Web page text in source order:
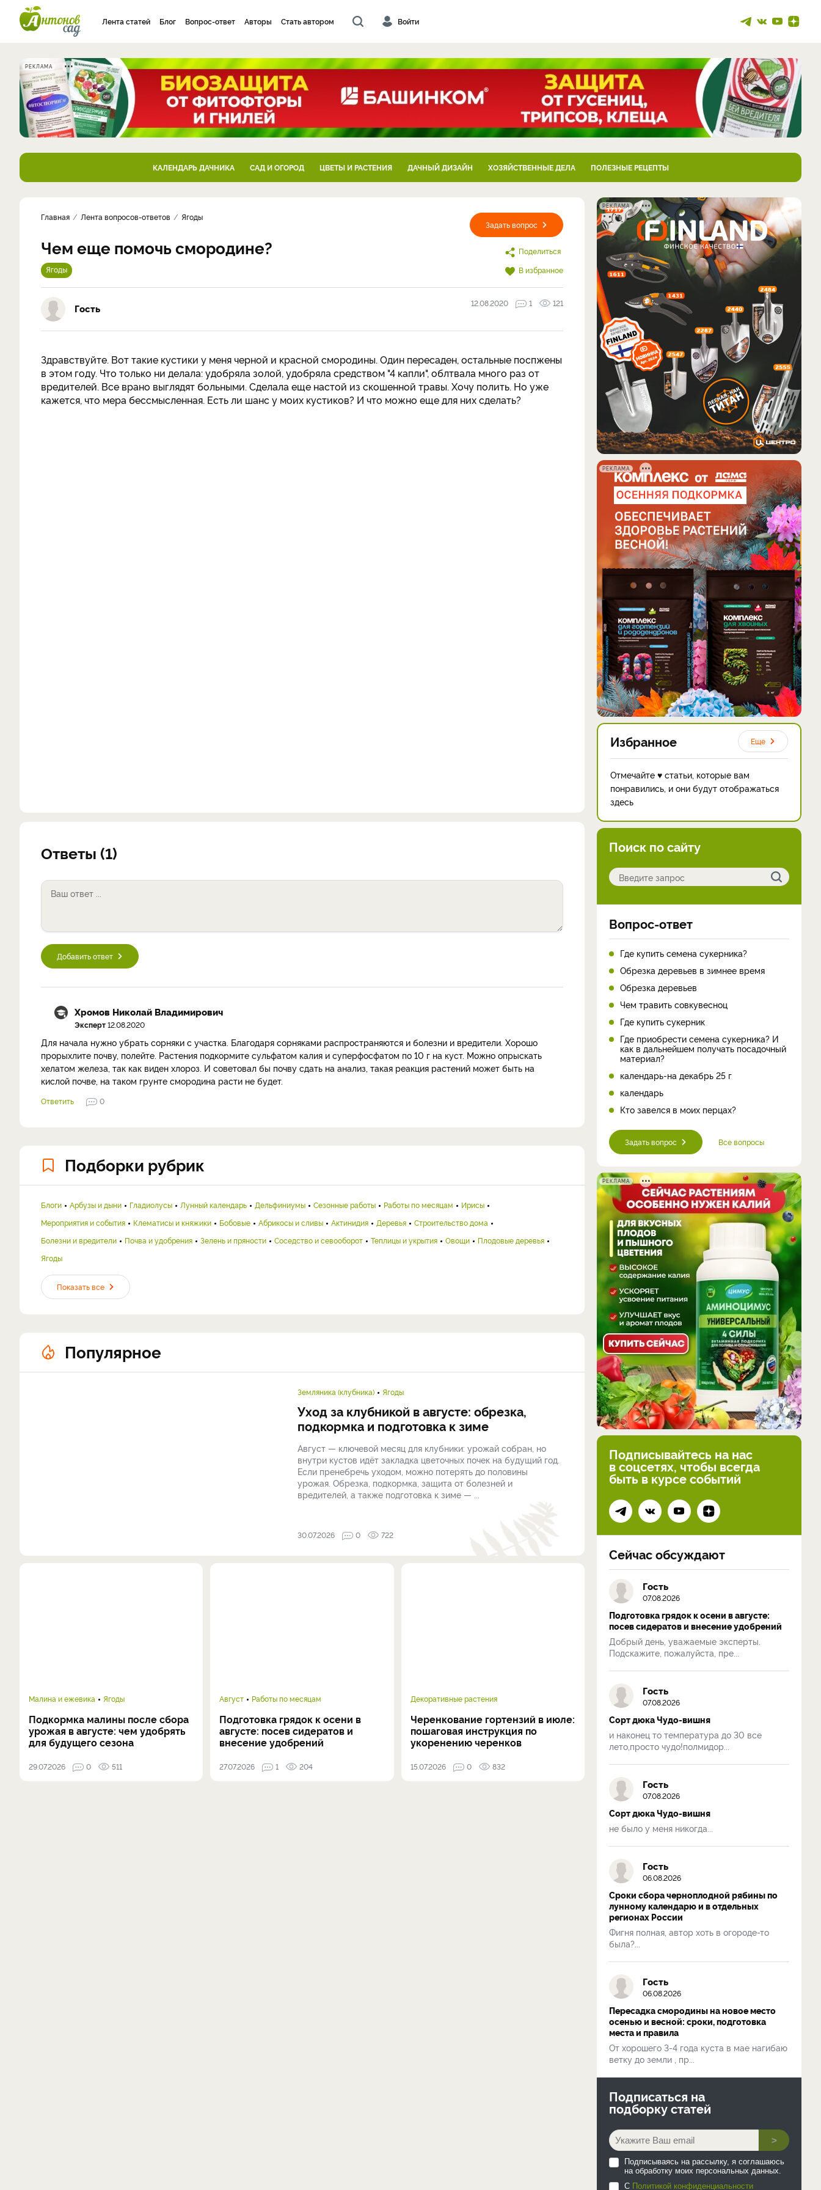
Лента статей Блог Вопрос-ответ Авторы Стать автором Войти
РЕКЛАМА
КАЛЕНДАРЬ ДАЧНИКА САД И ОГОРОД ЦВЕТЫ И РАСТЕНИЯ ДАЧНЫЙ ДИЗАЙН ХОЗЯЙСТВЕННЫЕ ДЕЛА ПОЛЕЗНЫЕ РЕЦЕПТЫ
Задать вопрос
Поделиться
В избранное
Главная Лента вопросов-ответов Ягоды
Чем еще помочь смородине?
Ягоды
Гость 12.08.2020 1 121
Здравствуйте. Вот такие кустики у меня черной и красной смородины. Один пересаден, остальные поспжены
в этом году. Что только ни делала: удобряла золой, удобряла средством "4 капли", облтвала много раз от
вредителей. Все врано выглядят больными. Сделала еще настой из скошенной травы. Хочу полить. Но уже
кажется, что мера бессмысленная. Есть ли шанс у моих кустиков? И что можно еще для них сделать?
Ответы (1)
Добавить ответ
Хромов Николай Владимирович
Эксперт12.08.2020
Для начала нужно убрать сорняки с участка. Благодаря сорняками распространяются и болезни и вредители. Хорошо
прорыхлите почву, полейте. Растения подкормите сульфатом калия и суперфосфатом по 10 г на куст. Можно опрыскать
хелатом железа, так как виден хлороз. И советовал бы почву сдать на анализ, такая реакция растений может быть на
кислой почве, на таком грунте смородина расти не будет.
Ответить 0
Подборки рубрик
Блоги Арбузы и дыни Гладиолусы Лунный календарь Дельфиниумы Сезонные работы Работы по месяцам
Ирисы
Мероприятия и события
Клематисы и княжики Бобовые Абрикосы и сливы Актинидия Деревья
Строительство дома
Болезни и вредители
Почва и удобрения Зелень и пряности Соседство и севооборот Теплицы и укрытия Овощи
Плодовые деревья
Ягоды
Показать все
Популярное
Земляника (клубника) Ягоды
Уход за клубникой в августе: обрезка,
подкормка и подготовка к зиме
Август — ключевой месяц для клубники: урожай собран, но
внутри кустов идёт закладка цветочных почек на будущий год.
Если пренебречь уходом, можно потерять до половины
урожая. Обрезка, подкормка, защита от болезней и
вредителей, а также подготовка к зиме — ...
30.07.2026 0 722
Малина и ежевика Ягоды
Подкормка малины после сбора
урожая в августе: чем удобрять
для будущего сезона
29.07.2026 0 511
Август Работы по месяцам
Подготовка грядок к осени в
августе: посев сидератов и
внесение удобрений
27.07.2026 1 204
Декоративные растения
Черенкование гортензий в июле:
пошаговая инструкция по
укоренению черенков
15.07.2026 0 832
РЕКЛАМА
РЕКЛАМА
Избранное Еще
Отмечайте ♥ статьи, которые вам
понравились, и они будут отображаться
здесь
Поиск по сайту
Вопрос-ответ
Где купить семена сукерника?
Обрезка деревьев в зимнее время
Обрезка деревьев
Чем травить совкувесноц
Где купить сукерник
Где приобрести семена сукерника? И
как в дальнейшем получать посадочный
материал?
календарь-на декабрь 25 г
календарь
Кто завелся в моих перцах?
Задать вопрос Все вопросы
РЕКЛАМА
Подписывайтесь на нас
в соцсетях, чтобы всегда
быть в курсе событий
Сейчас обсуждают
Гость
07.08.2026
Подготовка грядок к осени в августе:
посев сидератов и внесение удобрений
Добрый день, уважаемые эксперты.
Подскажите, пожалуйста, пре...
Гость
07.08.2026
Сорт дюка Чудо-вишня
и наконец то температура до 30 все
лето,просто чудо!полмидор...
Гость
07.08.2026
Сорт дюка Чудо-вишня
не было у меня никогда...
Гость
06.08.2026
Сроки сбора черноплодной рябины по
лунному календарю и в отдельных
регионах России
Фигня полная, автор хоть в огороде-то
была?...
Гость
06.08.2026
Пересадка смородины на новое место
осенью и весной: сроки, подготовка
места и правила
От хорошего 3-4 года куста в мае нагибаю
ветку до земли , пр...
Подписаться на
подборку статей
>
Подписываясь на рассылку, я соглашаюсь
на обработку моих персональных данных.
С Политикой конфиденциальности